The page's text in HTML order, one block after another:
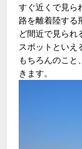
すぐ近くで見ら
路を離着陸する
ど間近で見られ
スポットといえ
もちろんのこと
きます。